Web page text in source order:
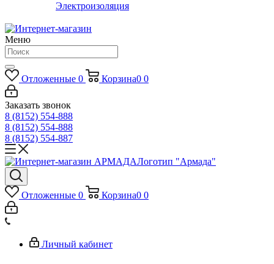
Электроизоляция
Меню
Отложенные 0 Корзина0 0
Заказать звонок
8 (8152) 554-888
8 (8152) 554-888
8 (8152) 554-887
Логотип "Армада"
Отложенные 0 Корзина0 0
Личный кабинет